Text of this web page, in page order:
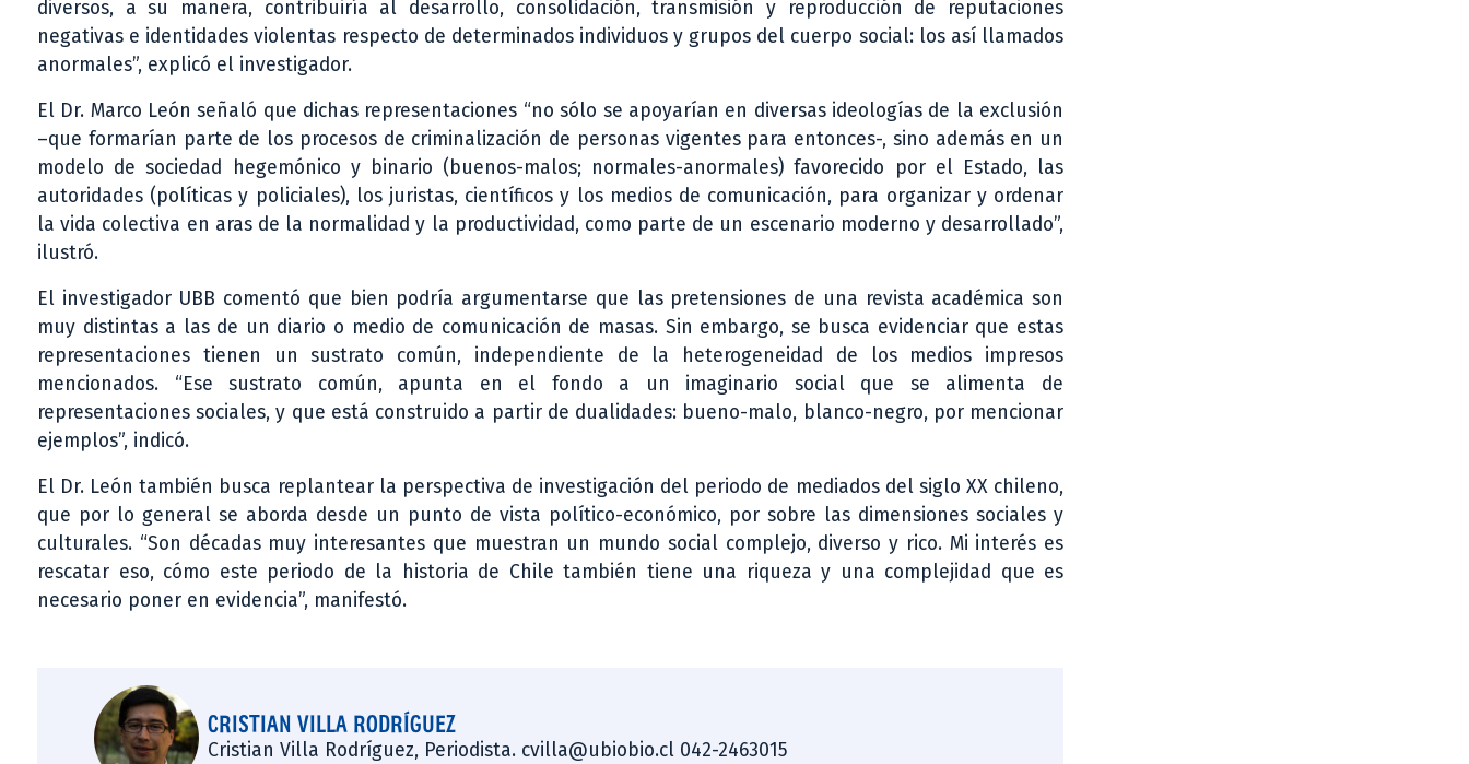
diversos, a su manera, contribuiría al desarrollo, consolidación, transmisión y reproducción de reputaciones
negativas e identidades violentas respecto de determinados individuos y grupos del cuerpo social: los así llamados
anormales”, explicó el investigador.
El Dr. Marco León señaló que dichas representaciones “no sólo se apoyarían en diversas ideologías de la exclusión
–que formarían parte de los procesos de criminalización de personas vigentes para entonces-, sino además en un
modelo de sociedad hegemónico y binario (buenos-malos; normales-anormales) favorecido por el Estado, las
autoridades (políticas y policiales), los juristas, científicos y los medios de comunicación, para organizar y ordenar
la vida colectiva en aras de la normalidad y la productividad, como parte de un escenario moderno y desarrollado”,
ilustró.
El investigador UBB comentó que bien podría argumentarse que las pretensiones de una revista académica son
muy distintas a las de un diario o medio de comunicación de masas. Sin embargo, se busca evidenciar que estas
representaciones tienen un sustrato común, independiente de la heterogeneidad de los medios impresos
mencionados. “Ese sustrato común, apunta en el fondo a un imaginario social que se alimenta de
representaciones sociales, y que está construido a partir de dualidades: bueno-malo, blanco-negro, por mencionar
ejemplos”, indicó.
El Dr. León también busca replantear la perspectiva de investigación del periodo de mediados del siglo XX chileno,
que por lo general se aborda desde un punto de vista político-económico, por sobre las dimensiones sociales y
culturales. “Son décadas muy interesantes que muestran un mundo social complejo, diverso y rico. Mi interés es
rescatar eso, cómo este periodo de la historia de Chile también tiene una riqueza y una complejidad que es
necesario poner en evidencia”, manifestó.
CRISTIAN VILLA RODRÍGUEZ
Cristian Villa Rodríguez, Periodista. cvilla@ubiobio.cl 042-2463015